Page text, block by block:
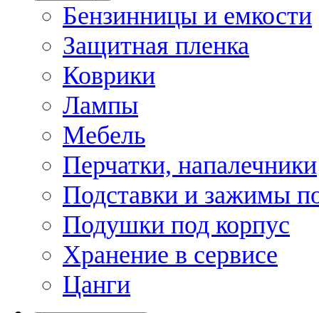
Бензинницы и емкости
Защитная пленка
Коврики
Лампы
Мебель
Перчатки, напалечники
Подставки и зажимы
Подушки под корпус
Хранение в сервисе
Цанги